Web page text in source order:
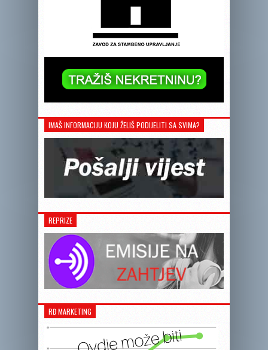
IMAŠ INFORMACIJU KOJU ŽELIŠ PODIJELITI SA SVIMA?
REPRIZE
RĐ MARKETING